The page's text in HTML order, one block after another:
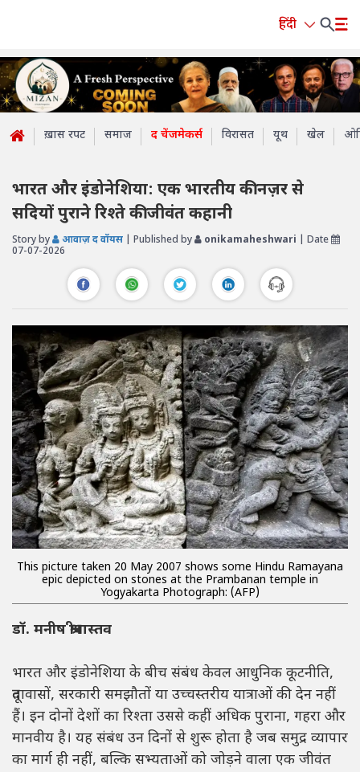
हिंदी
ख़ास रपट समाज द चेंजमेकर्स विरासत यूथ खेल
भारत और इंडोनेशिया: एक भारतीय की नज़र से
सदियों पुराने रिश्ते की जीवंत कहानी
Story by आवाज़ द वॉयस | Published by onikamaheshwari | Date
07-07-2026
This picture taken 20 May 2007 shows some Hindu Ramayana
epic depicted on stones at the Prambanan temple in
Yogyakarta Photograph: (AFP)
डॉ. मनीष श्रीवास्तव
भारत और इंडोनेशिया के बीच संबंध केवल आधुनिक कूटनीति,
दूतावासों, सरकारी समझौतों या उच्चस्तरीय यात्राओं की देन नहीं
हैं। इन दोनों देशों का रिश्ता उससे कहीं अधिक पुराना, गहरा और
मानवीय है। यह संबंध उन दिनों से शुरू होता है जब समुद्र व्यापार
का मार्ग ही नहीं, बल्कि सभ्यताओं को जोड़ने वाला एक जीवंत